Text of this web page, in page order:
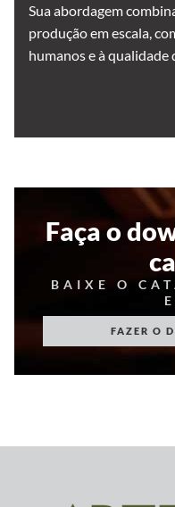
Sua abordagem
produção em escala,
humanos e à qualidade
Faça o
BAIXE O
FAZER O